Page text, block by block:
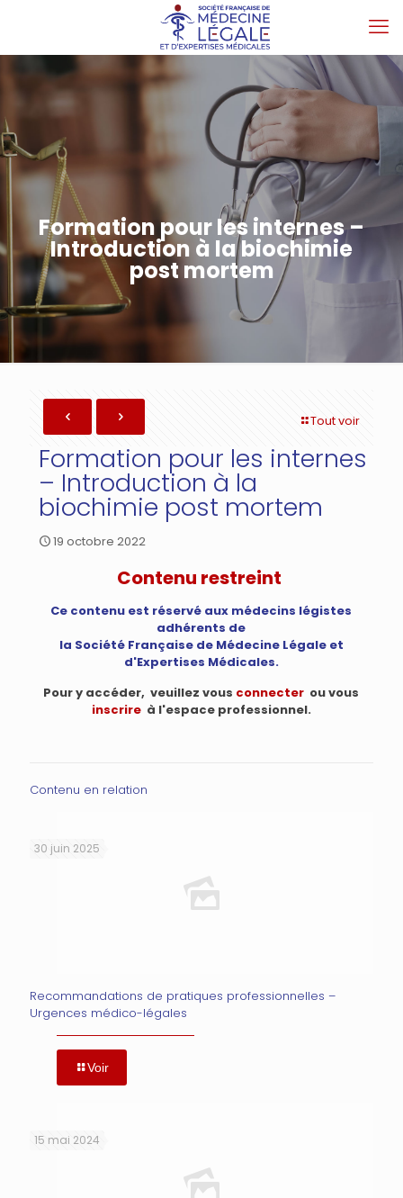
Formation pour les internes –
Introduction à la biochimie
post mortem
Tout voir
Formation pour les internes
– Introduction à la
biochimie post mortem
19 octobre 2022
Contenu restreint
Ce contenu est réservé aux médecins légistes
adhérents de
la Société Française de Médecine Légale et
d'Expertises Médicales.
Pour y accéder, veuillez vous connecter ou vous
inscrireà l'espace professionnel.
Contenu en relation
30 juin 2025
Recommandations de pratiques professionnelles –
Urgences médico-légales
Voir
15 mai 2024